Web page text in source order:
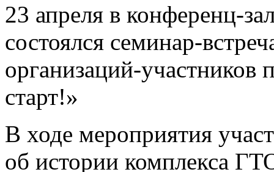
23 апреля в конференц-
состоялся семинар-
организаций-
старт!»
В ходе мероприятия
об истории комплекса